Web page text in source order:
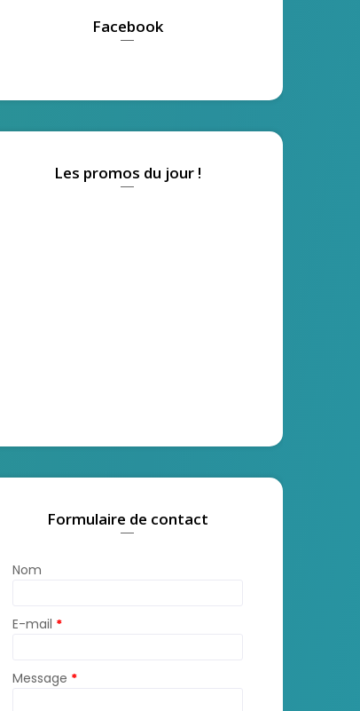
Facebook
Les promos du jour !
Formulaire de contact
Nom
E-mail *
Message *